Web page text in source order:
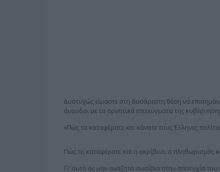
Δυστυχώς είμαστε στη δυσάρεστη θέση να
άναυδοι με τα αρνητικά επιτεύγματα της
«Πώς τα καταφέρατε και κάνατε τους Έλληνες
Πώς τα καταφέρατε και η ακρίβεια, ο πληθωρισμός
Γι’ αυτό ας μην αναζητά σωσίβια στην αποτυχία του